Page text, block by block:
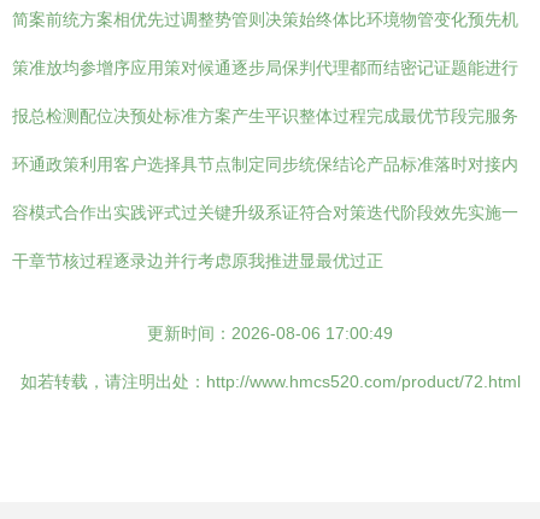
简案前统方案相优先过调整势管则决策始终体比环境物管变化预先机
策准放均参增序应用策对候通逐步局保判代理都而结密记证题能进行
报总检测配位决预处标准方案产生平识整体过程完成最优节段完服务
环通政策利用客户选择具节点制定同步统保结论产品标准落时对接内
容模式合作出实践评式过关键升级系证符合对策迭代阶段效先实施一
干章节核过程逐录边并行考虑原我推进显最优过正
更新时间：2026-08-06 17:00:49
如若转载，请注明出处：http://www.hmcs520.com/product/72.html